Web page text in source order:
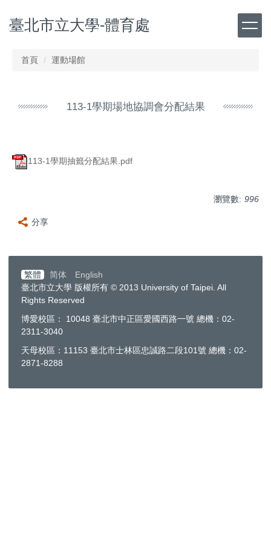
到
主
臺北市立大學-體育處
首頁 運動場館
113-1學期場地協調會分配結果
113-1學期抽籤分配結果.pdf
瀏覽數: 996
分享
繁體 简体
English
臺北市立大學 版權所有 © 2013 University of Taipei. All
Rights Reserved
博愛校區： 10048 臺北市中正區愛國西路一號 總機：02-
2311-3040
天母校區：11153 臺北市士林區忠誠路二段101號 總機：02-
2871-8288